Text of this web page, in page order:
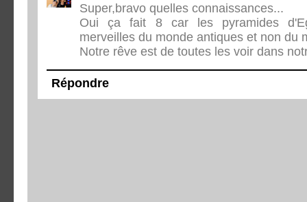
Super,bravo quelles connaissances...
Oui ça fait 8 car les pyramides
merveilles du monde antiques et non du
Notre rêve est de toutes les voir dans
Répondre